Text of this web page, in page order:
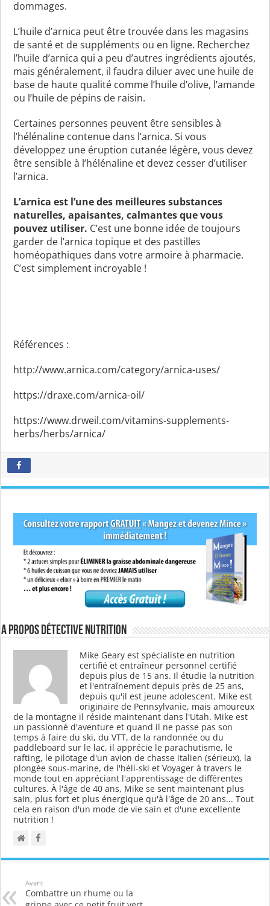
dommages.
L’huile d’arnica peut être trouvée dans les magasins
de santé et de suppléments ou en ligne. Recherchez
l’huile d’arnica qui a peu d’autres ingrédients ajoutés,
mais généralement, il faudra diluer avec une huile de
base de haute qualité comme l’huile d’olive, l’amande
ou l’huile de pépins de raisin.
Certaines personnes peuvent être sensibles à
l’hélénaline contenue dans l’arnica. Si vous
développez une éruption cutanée légère, vous devez
être sensible à l’hélénaline et devez cesser d’utiliser
l’arnica.
L’arnica est l’une des meilleures substances
naturelles, apaisantes, calmantes que vous
pouvez utiliser. C’est une bonne idée de toujours
garder de l’arnica topique et des pastilles
homéopathiques dans votre armoire à pharmacie.
C’est simplement incroyable !
Références :
http://www.arnica.com/category/arnica-uses/
https://draxe.com/arnica-oil/
https://www.drweil.com/vitamins-supplements-
herbs/herbs/arnica/
A propos Détective Nutrition
Mike Geary est spécialiste en nutrition
certifié et entraîneur personnel certifié
depuis plus de 15 ans. Il étudie la nutrition
et l'entraînement depuis près de 25 ans,
depuis qu'il est jeune adolescent. Mike est
originaire de Pennsylvanie, mais amoureux
de la montagne il réside maintenant dans l'Utah. Mike est
un passionné d'aventure et quand il ne passe pas son
temps à faire du ski, du VTT, de la randonnée ou du
paddleboard sur le lac, il apprécie le parachutisme, le
rafting, le pilotage d'un avion de chasse italien (sérieux), la
plongée sous-marine, de l'héli-ski et Voyager à travers le
monde tout en appréciant l'apprentissage de différentes
cultures. À l'âge de 40 ans, Mike se sent maintenant plus
sain, plus fort et plus énergique qu'à l'âge de 20 ans... Tout
cela en raison d'un mode de vie sain et d'une excellente
nutrition !
Avant
Combattre un rhume ou la